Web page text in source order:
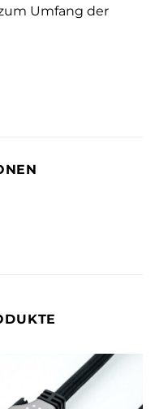
Umfang der